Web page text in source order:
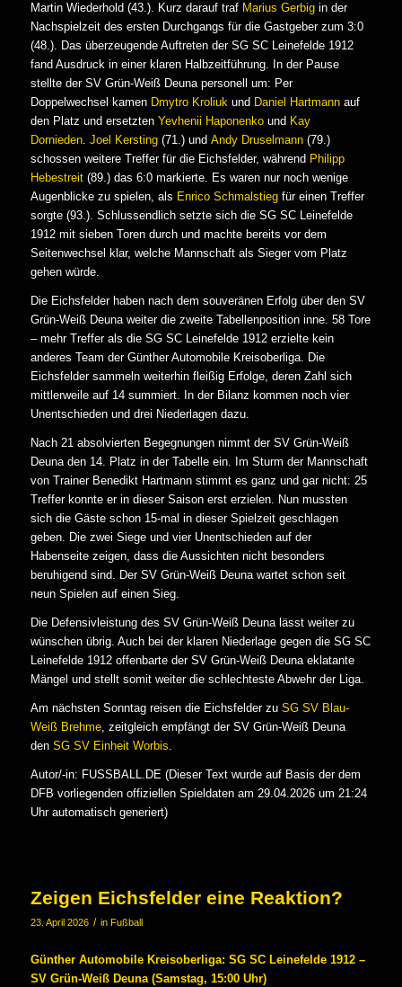
Martin Wiederhold (43.). Kurz darauf traf Marius Gerbigin der
Nachspielzeit des ersten Durchgangs für die Gastgeber zum 3:0
(48.). Das überzeugende Auftreten der SG SC Leinefelde 1912
fand Ausdruck in einer klaren Halbzeitführung. In der Pause
stellte der SV Grün-Weiß Deuna personell um: Per
Doppelwechsel kamen Dmytro Kroliukund Daniel Hartmannauf
den Platz und ersetzten Yevhenii Haponenkound Kay
Dornieden. Joel Kersting(71.) und Andy Druselmann(79.)
schossen weitere Treffer für die Eichsfelder, während Philipp
Hebestreit(89.) das 6:0 markierte. Es waren nur noch wenige
Augenblicke zu spielen, als Enrico Schmalstiegfür einen Treffer
sorgte (93.). Schlussendlich setzte sich die SG SC Leinefelde
1912 mit sieben Toren durch und machte bereits vor dem
Seitenwechsel klar, welche Mannschaft als Sieger vom Platz
gehen würde.
Die Eichsfelder haben nach dem souveränen Erfolg über den SV
Grün-Weiß Deuna weiter die zweite Tabellenposition inne. 58 Tore
– mehr Treffer als die SG SC Leinefelde 1912 erzielte kein
anderes Team der Günther Automobile Kreisoberliga. Die
Eichsfelder sammeln weiterhin fleißig Erfolge, deren Zahl sich
mittlerweile auf 14 summiert. In der Bilanz kommen noch vier
Unentschieden und drei Niederlagen dazu.
Nach 21 absolvierten Begegnungen nimmt der SV Grün-Weiß
Deuna den 14. Platz in der Tabelle ein. Im Sturm der Mannschaft
von Trainer Benedikt Hartmann stimmt es ganz und gar nicht: 25
Treffer konnte er in dieser Saison erst erzielen. Nun mussten
sich die Gäste schon 15-mal in dieser Spielzeit geschlagen
geben. Die zwei Siege und vier Unentschieden auf der
Habenseite zeigen, dass die Aussichten nicht besonders
beruhigend sind. Der SV Grün-Weiß Deuna wartet schon seit
neun Spielen auf einen Sieg.
Die Defensivleistung des SV Grün-Weiß Deuna lässt weiter zu
wünschen übrig. Auch bei der klaren Niederlage gegen die SG SC
Leinefelde 1912 offenbarte der SV Grün-Weiß Deuna eklatante
Mängel und stellt somit weiter die schlechteste Abwehr der Liga.
Am nächsten Sonntag reisen die Eichsfelder zu SG SV Blau-
Weiß Brehme, zeitgleich empfängt der SV Grün-Weiß Deuna
den SG SV Einheit Worbis.
Autor/-in: FUSSBALL.DE (Dieser Text wurde auf Basis der dem
DFB vorliegenden offiziellen Spieldaten am 29.04.2026 um 21:24
Uhr automatisch generiert)
Zeigen Eichsfelder eine Reaktion?
23. April 2026 / in Fußball
Günther Automobile Kreisoberliga: SG SC Leinefelde 1912 –
SV Grün-Weiß Deuna (Samstag, 15:00 Uhr)